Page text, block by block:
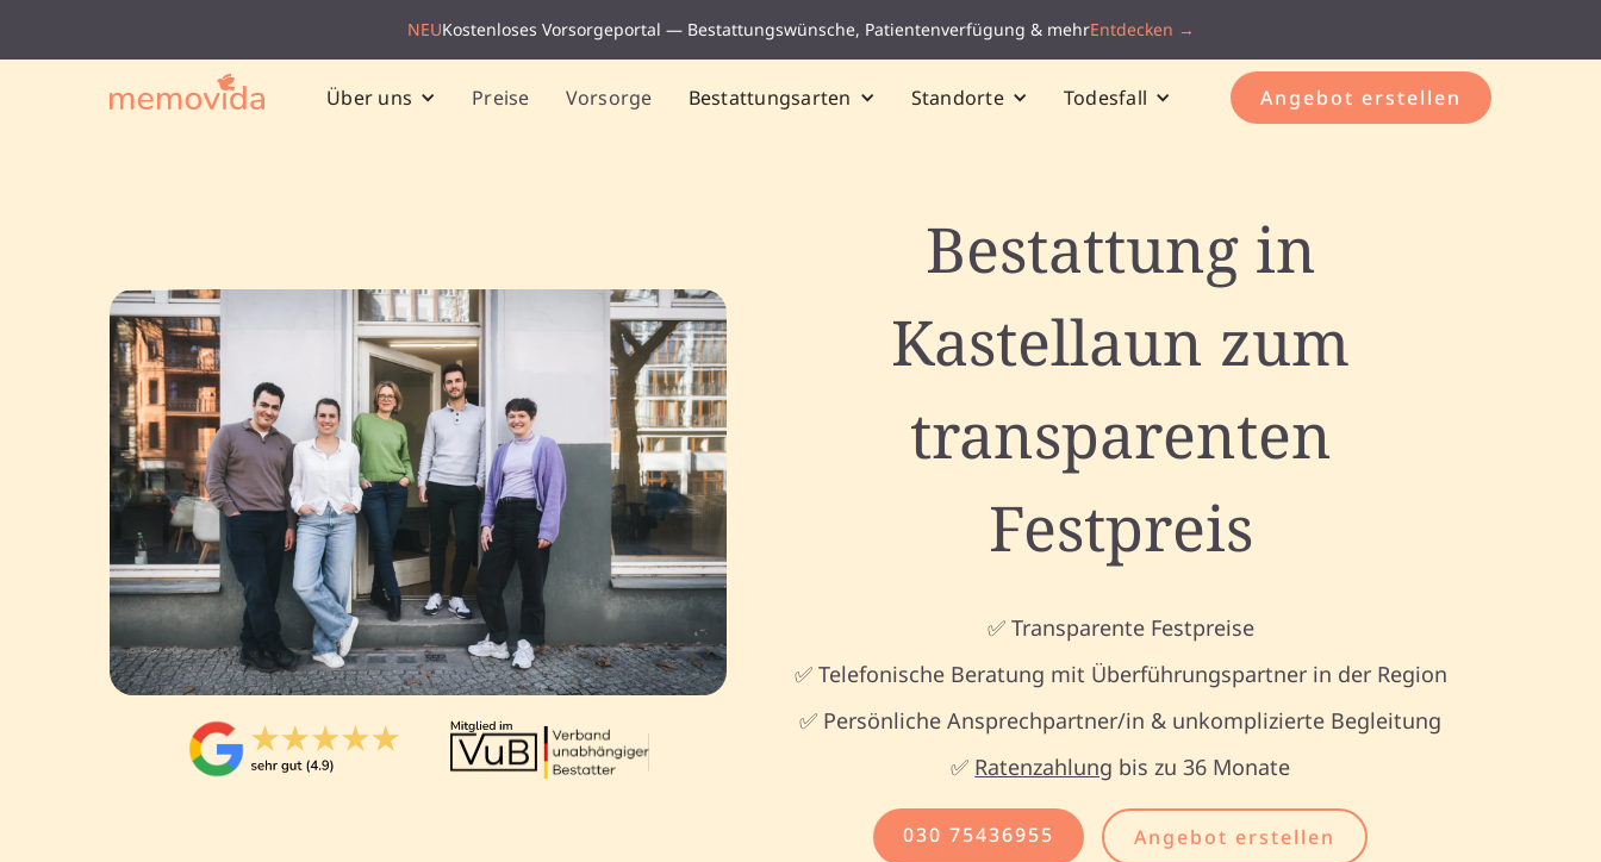
NEUKostenloses Vorsorgeportal — Bestattungswünsche, Patientenverfügung & mehrEntdecken →
Über uns Preise Vorsorge Bestattungsarten Standorte Todesfall Angebot erstellen
Bestattung in
Kastellaun zum
transparenten
Festpreis
✅ Transparente Festpreise
✅ Telefonische Beratung mit Überführungspartner in der Region
✅ Persönliche Ansprechpartner/in & unkomplizierte Begleitung
✅ Ratenzahlung bis zu 36 Monate
030 75436955 Angebot erstellen